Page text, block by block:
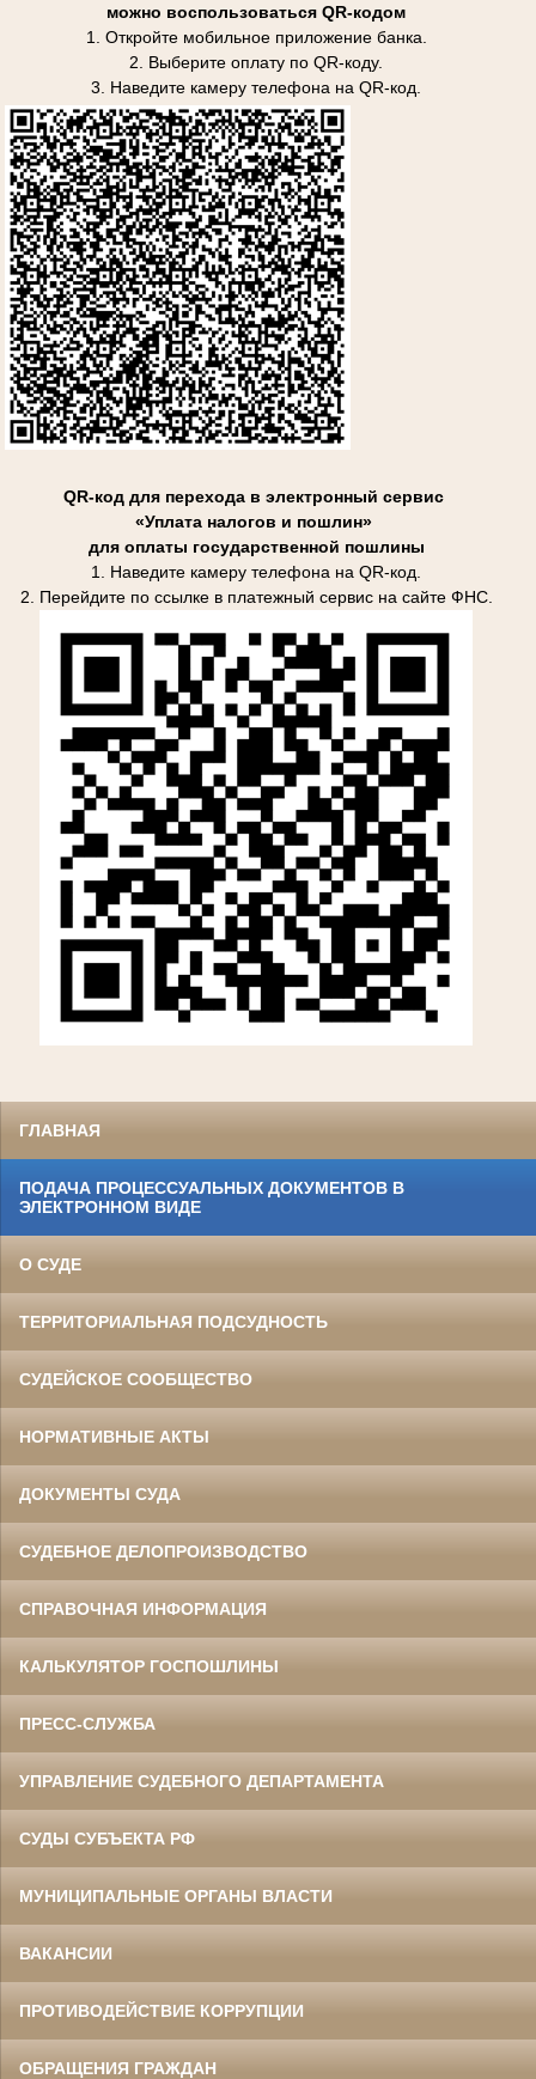
можно воспользоваться QR-кодом
1. Откройте мобильное приложение банка.
2. Выберите оплату по QR-коду.
3. Наведите камеру телефона на QR-код.
QR-код для перехода в электронный сервис
«Уплата налогов и пошлин»
для оплаты государственной пошлины
1. Наведите камеру телефона на QR-код.
2. Перейдите по ссылке в платежный сервис на сайте ФНС.
ГЛАВНАЯ
ПОДАЧА ПРОЦЕССУАЛЬНЫХ ДОКУМЕНТОВ В
ЭЛЕКТРОННОМ ВИДЕ
О СУДЕ
ТЕРРИТОРИАЛЬНАЯ ПОДСУДНОСТЬ
СУДЕЙСКОЕ СООБЩЕСТВО
НОРМАТИВНЫЕ АКТЫ
ДОКУМЕНТЫ СУДА
СУДЕБНОЕ ДЕЛОПРОИЗВОДСТВО
СПРАВОЧНАЯ ИНФОРМАЦИЯ
КАЛЬКУЛЯТОР ГОСПОШЛИНЫ
ПРЕСС-СЛУЖБА
УПРАВЛЕНИЕ СУДЕБНОГО ДЕПАРТАМЕНТА
СУДЫ СУБЪЕКТА РФ
МУНИЦИПАЛЬНЫЕ ОРГАНЫ ВЛАСТИ
ВАКАНСИИ
ПРОТИВОДЕЙСТВИЕ КОРРУПЦИИ
ОБРАЩЕНИЯ ГРАЖДАН